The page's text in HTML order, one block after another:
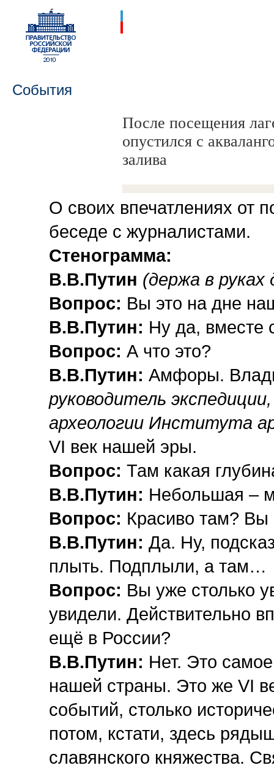
События
После посещения
опустился с
залива
О своих впечатлениях от
беседе с журналистами.
Стенограмма:
В.В.Путин (держа в
Вопрос: Вы это на дне
В.В.Путин: Ну да, вместе
Вопрос: А что это?
В.В.Путин: Амфоры.
руководитель экспедиции,
археологии Института
VI век нашей эры.
Вопрос: Там какая
В.В.Путин: Небольшая –
Вопрос: Красиво там?
В.В.Путин: Да. Ну,
плыть. Подплыли, а там…
Вопрос: Вы уже столько
увидели. Действительно
ещё в России?
В.В.Путин: Нет. Это
нашей страны. Это же VI
событий, столько
потом, кстати, здесь
славянского княжества.